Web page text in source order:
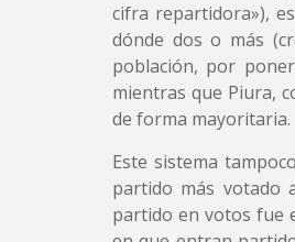
cifra repartidora»),
dónde dos o más
población, por
mientras que Piura,
de forma mayoritaria.
Este sistema
partido más votado
partido en votos fue